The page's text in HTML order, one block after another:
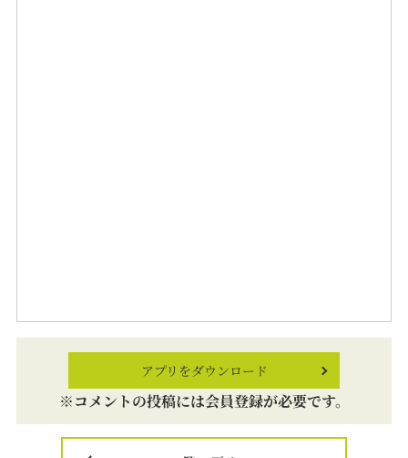
アプリをダウンロード
※コメントの投稿には会員登録が必要です。